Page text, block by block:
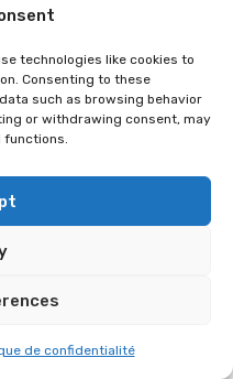
technologies like cookies to
Consenting to these
such as browsing behavior
or withdrawing consent, may
functions.
de confidentialité
Schaffen von Kunst
Lesen,
und ihren 4 Katzen.
unter Vorbehalt von